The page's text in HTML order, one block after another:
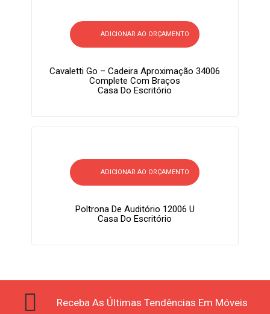
ADICIONAR AO ORÇAMENTO
Cavaletti Go – Cadeira Aproximação 34006
Complete Com Braços
Casa Do Escritório
ADICIONAR AO ORÇAMENTO
Poltrona De Auditório 12006 U
Casa Do Escritório
Receba As Últimas Tendências Em Móveis